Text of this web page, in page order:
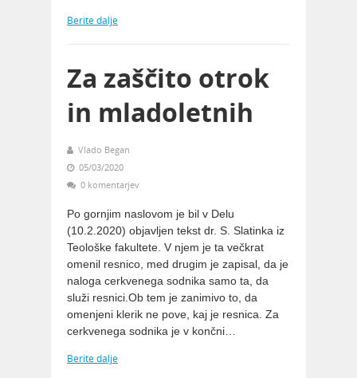
Berite dalje
Za zaščito otrok
in mladoletnih
Vlado Began
05/03/2020
0 komentarjev
Po gornjim naslovom je bil v Delu
(10.2.2020) objavljen tekst dr. S. Slatinka iz
Teološke fakultete. V njem je ta večkrat
omenil resnico, med drugim je zapisal, da je
naloga cerkvenega sodnika samo ta, da
služi resnici.Ob tem je zanimivo to, da
omenjeni klerik ne pove, kaj je resnica. Za
cerkvenega sodnika je v končni…
Berite dalje